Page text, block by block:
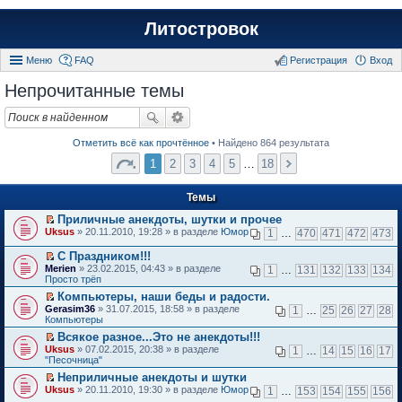
Литостровок
Меню FAQ Вход
Регистрация
Непрочитанные темы
Отметить всё как прочтённое • Найдено 864 результата
1 2 3 4 5 18
Темы
П
р
е
й
т
и
к
п
е
р
в
о
м
у
н
Приличные анекдоты, шутки и прочее
1 … 470 471 472 473
Uksus » 20.11.2010, 19:28 » в разделе Юмор
П
е
р
е
й
т
и
к
п
е
р
в
о
С Праздником!!!
1 … 131 132 133 134
Merien » 23.02.2015, 04:43 » в разделе
Просто трёп
П
е
р
е
й
т
и
к
п
Компьютеры, наши беды и радости.
1 … 25 26 27 28
Gerasim36 » 31.07.2015, 18:58 » в разделе
Компьютеры
П
е
р
е
й
Всякое разное...Это не анекдоты!!!
1 … 14 15 16 17
Uksus » 07.02.2015, 20:38 » в разделе
"Песочница"
П
Неприличные анекдоты и шутки
1 … 153 154 155 156
Uksus » 20.11.2010, 19:30 » в разделе Юмор